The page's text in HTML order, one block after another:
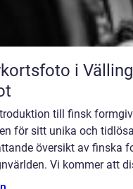
i
till finsk
för sitt unika och
översikt av finska
Vi kommer att